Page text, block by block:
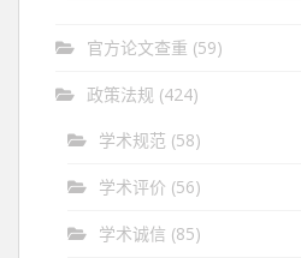
官方论文查重 (59)
政策法规 (424)
学术规范 (58)
学术评价 (56)
学术诚信 (85)